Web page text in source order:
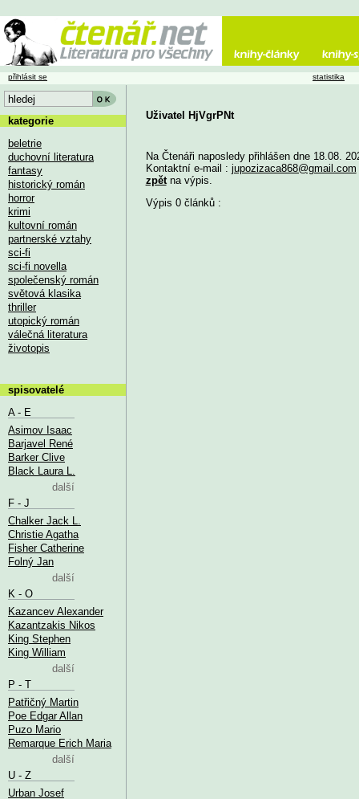
Uživatel HjVgrPNt
Na Čtenáři naposledy přihlášen dne 18.08.
Kontaktní e-mail : jupozizaca868@gmail.com
zpětna výpis.
Výpis 0 článků :
přihlásit se statistika
kategorie
beletrie
duchovní literatura
fantasy
historický román
horror
krimi
kultovní román
partnerské vztahy
sci-fi
sci-fi novella
společenský román
světová klasika
thriller
utopický román
válečná literatura
životopis
spisovatelé
A - E
Asimov Isaac
Barjavel René
Barker Clive
Black Laura L.
další
F - J
Chalker Jack L.
Christie Agatha
Fisher Catherine
Folný Jan
další
K - O
Kazancev Alexander
Kazantzakis Nikos
King Stephen
King William
další
P - T
Patřičný Martin
Poe Edgar Allan
Puzo Mario
Remarque Erich Maria
další
U - Z
Urban Josef